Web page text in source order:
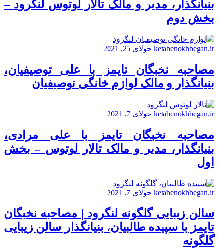
بنیانگذار، مدیر و مالک تالار لوتوس لنگرود –
بخش دوم
ketabenokhbegan.ir جولای 25, 2021
مصاحبه نخبگان تایمز با علی توصیفیان،
بنیانگذار و مالک لوازم خانگی توصیفیان
ketabenokhbegan.ir جولای 7, 2021
مصاحبه نخبگان تایمز با علی مرادی،
بنیانگذار، مدیر و مالک تالار لوتوس – بخش
اول
ketabenokhbegan.ir جولای 7, 2021
سالن زیبایی گلگونه لنگرود | مصاحبه نخبگان
تایمز با سپیده طالبیان، بنیانگذار سالن زیبایی
گلگونه